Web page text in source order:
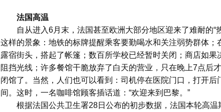
法国高温
自从进入6月末，法国甚至欧洲大部分地区迎来了难耐的“
这样的景象：地铁的标牌提醒乘客要勤喝水和关注弱势群体
露宿街头，搭起了帐篷；数百所学校已经暂时关闭；商店如
阻挡光线；许多餐馆干脆放弃了白天的营业，只在晚上7点后
闭馆了。当然，人们也可以看到：司机停在医院门口，打开
间。这时，一名咖啡馆顾客插话道：“欢迎来到巴黎。”
根据法国公共卫生署28日公布的初步数据，法国本轮高